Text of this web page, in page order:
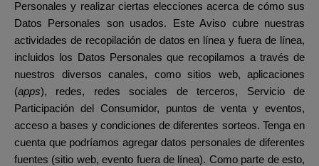
Personales y realizar ciertas elecciones acerca de cómo sus
Datos Personales son usados. Este Aviso cubre nuestras
actividades de recopilación de datos en línea y fuera de línea,
incluidos los Datos Personales que recopilamos a través de
nuestros diversos canales, como sitios web, aplicaciones
(apps), redes, redes sociales de terceros, Servicio de
Participación del Consumidor, puntos de venta y eventos,
acceso a bases y condiciones de diferentes sorteos. Tenga en
cuenta que podríamos agregar datos personales de diferentes
fuentes (sitio web, evento fuera de línea). Como parte de esto,